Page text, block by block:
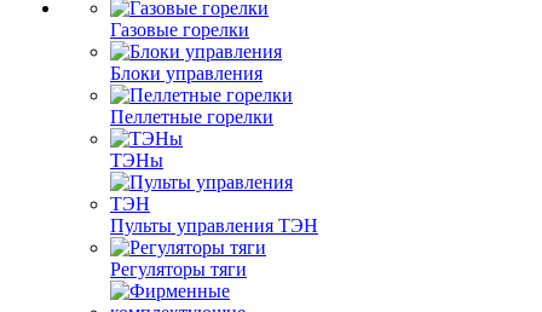
Газовые горелки
Блоки управления
Пеллетные горелки
ТЭНы
Пульты управления ТЭН
Регуляторы тяги